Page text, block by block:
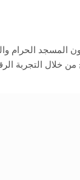
المسجد الحرام
خلال التجربة